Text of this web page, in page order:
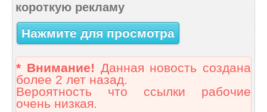
короткую рекламу
Нажмите для просмотра
* Внимание! Данная новость создана
более 2 лет назад.
Вероятность что ссылки рабочие
очень низкая.